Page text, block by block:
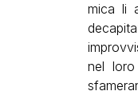
mica li
nel